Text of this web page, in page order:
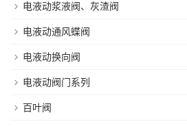
电液动浆液阀、灰渣阀
电液动通风蝶阀
电液动换向阀
电液动阀门系列
百叶阀